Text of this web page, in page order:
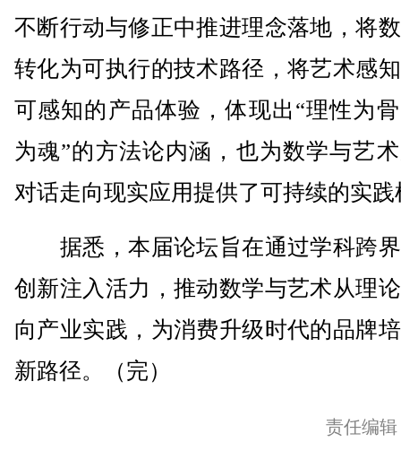
不断行动与修正中推进理念落地，将
转化为可执行的技术路径，将艺术感
可感知的产品体验，体现出“理性为
为魂”的方法论内涵，也为数学与艺
对话走向现实应用提供了可持续的实践
据悉，本届论坛旨在通过学科跨
创新注入活力，推动数学与艺术从理
向产业实践，为消费升级时代的品牌
新路径。（完）
责任编